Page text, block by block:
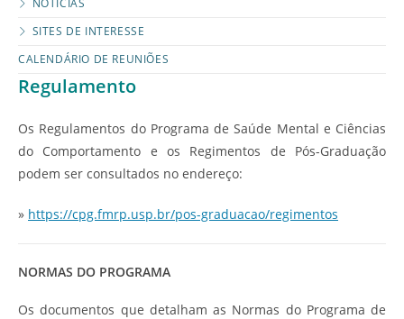
NOTÍCIAS
SITES DE INTERESSE
CALENDÁRIO DE REUNIÕES
Regulamento
Os Regulamentos do Programa de Saúde Mental e Ciências
do Comportamento e os Regimentos de Pós-Graduação
podem ser consultados no endereço:
» https://cpg.fmrp.usp.br/pos-graduacao/regimentos
NORMAS DO PROGRAMA
Os documentos que detalham as Normas do Programa de